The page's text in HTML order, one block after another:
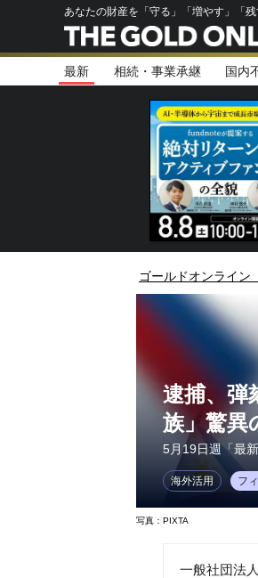
あなたの財産を「守る」「増やす」「
最新 相続・事業承継 国内
半導体相場は次の
ゴールドオンライン
逮捕、
族」驚異
5月19日週「最
海外活用 フ
写真：PIXTA
一般社団法